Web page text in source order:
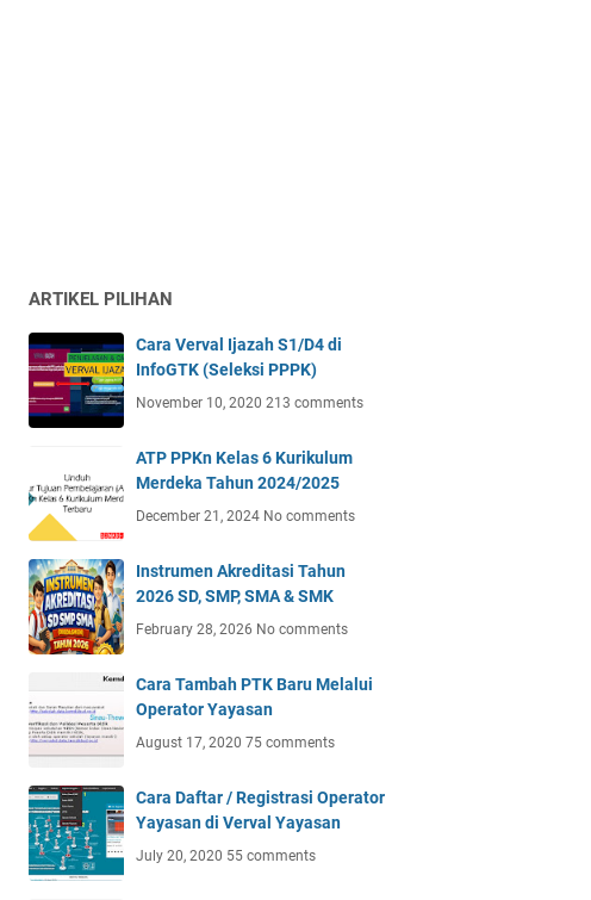
ARTIKEL PILIHAN
Cara Verval Ijazah S1/D4 di
InfoGTK (Seleksi PPPK)
November 10, 2020 213 comments
ATP PPKn Kelas 6 Kurikulum
Merdeka Tahun 2024/2025
December 21, 2024 No comments
Instrumen Akreditasi Tahun
2026 SD, SMP, SMA & SMK
February 28, 2026 No comments
Cara Tambah PTK Baru Melalui
Operator Yayasan
August 17, 2020 75 comments
Cara Daftar / Registrasi Operator
Yayasan di Verval Yayasan
July 20, 2020 55 comments